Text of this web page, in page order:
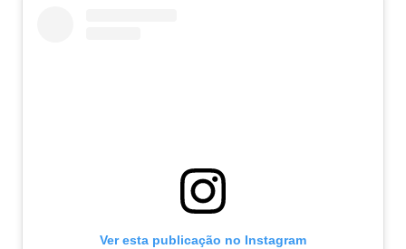
Ver esta publicação no Instagram